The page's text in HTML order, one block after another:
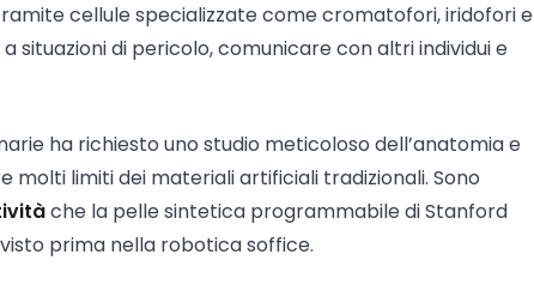
cellule specializzate come cromatofori, iridofori e
situazioni di pericolo, comunicare con altri individui e
ha richiesto uno studio meticoloso dell’anatomia e
molti limiti dei materiali artificiali tradizionali. Sono
che la pelle sintetica programmabile di Stanford
prima nella robotica soffice.